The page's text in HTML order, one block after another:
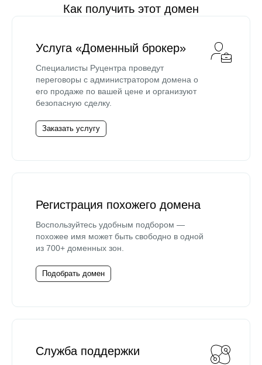
Как получить этот домен
Услуга «Доменный брокер»
Специалисты Руцентра проведут
переговоры с администратором домена о
его продаже по вашей цене и организуют
безопасную сделку.
Заказать услугу
Регистрация похожего домена
Воспользуйтесь удобным подбором —
похожее имя может быть свободно в одной
из 700+ доменных зон.
Подобрать домен
Служба поддержки